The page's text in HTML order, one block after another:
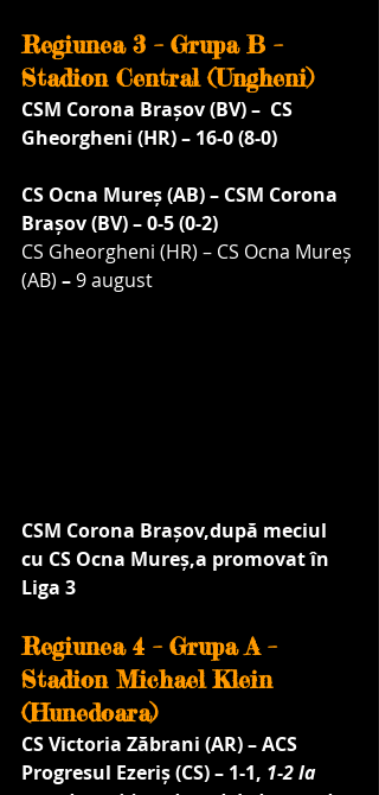
Regiunea 3 – Grupa B –
Stadion Central (Ungheni)
CSM Corona Brașov (BV) –  CS
Gheorgheni (HR) – 16-0 (8-0)
CS Ocna Mureș (AB) – CSM Corona
Brașov (BV) – 0-5 (0-2)
CS Gheorgheni (HR) – CS Ocna Mureș
(AB) – 9 august
CSM Corona Brașov,după meciul
cu CS Ocna Mureș,a promovat în
Liga 3
Regiunea 4 – Grupa A –
Stadion Michael Klein
(Hunedoara)
CS Victoria Zăbrani (AR) – ACS
Progresul Ezeriș (CS) – 1-1, 1-2 la